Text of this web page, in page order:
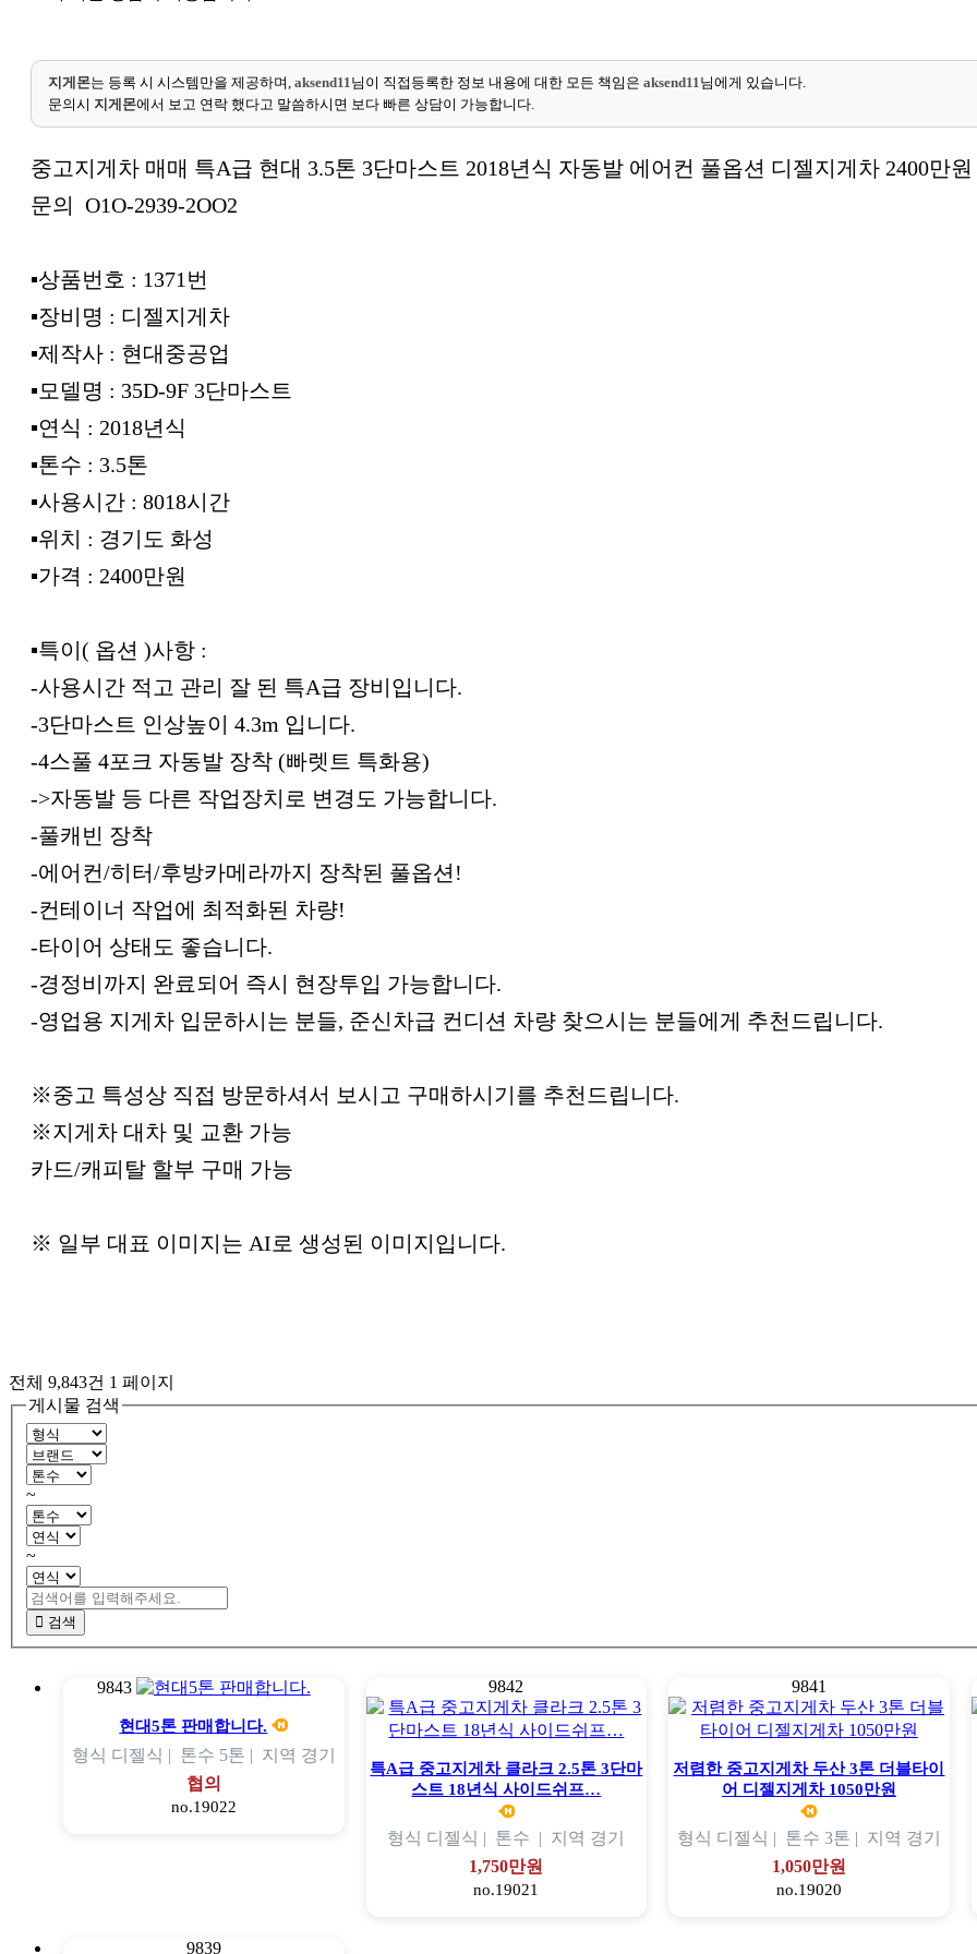
지게몬는 등록 시 시스템만을 제공하며, aksend11 님이 직접등록한 정보 내용에 대한 모든 책임은 aksend11 님에게 있습니다.
문의시 지게몬에서 보고 연락 했다고 말씀하시면 보다 빠른 상담이 가능합니다.
중고지게차 매매 특A급 현대 3.5톤 3단마스트 2018년식 자동발 에어컨 풀옵션 디젤지게차 2400만
문의 O1O-2939-2OO2
▪︎상품번호 : 1371번
▪︎장비명 : 디젤지게차
▪︎제작사 : 현대중공업
▪︎모델명 : 35D-9F 3단마스트
▪︎연식 : 2018년식
▪︎톤수 : 3.5톤
▪︎사용시간 : 8018시간
▪︎위치 : 경기도 화성
▪︎가격 : 2400만원
▪︎특이( 옵션 )사항 :
-사용시간 적고 관리 잘 된 특A급 장비입니다.
-3단마스트 인상높이 4.3m 입니다.
-4스풀 4포크 자동발 장착 (빠렛트 특화용)
->자동발 등 다른 작업장치로 변경도 가능합니다.
-풀캐빈 장착
-에어컨/히터/후방카메라까지 장착된 풀옵션!
-컨테이너 작업에 최적화된 차량!
-타이어 상태도 좋습니다.
-경정비까지 완료되어 즉시 현장투입 가능합니다.
-영업용 지게차 입문하시는 분들, 준신차급 컨디션 차량 찾으시는 분들에게 추천드립니다.
※중고 특성상 직접 방문하셔서 보시고 구매하시기를 추천드립니다.
※지게차 대차 및 교환 가능
카드/캐피탈 할부 구매 가능
※ 일부 대표 이미지는 AI로 생성된 이미지입니다.
전체 9,843건 1 페이지
게시물 검색
~
~
검색
9843
현대5톤 판매합니다.
형식 디젤식 | 톤수 5톤 | 지역 경기
협의
no.19022
9842
특A급 중고지게차 클라크 2.5톤 3단마
스트 18년식 사이드쉬프…
형식 디젤식 | 톤수 | 지역 경기
1,750만원
no.19021
9841
저렴한 중고지게차 두산 3톤 더블타이
어 디젤지게차 1050만원
형식 디젤식 | 톤수 3톤 | 지역 경기
1,050만원
no.19020
9839